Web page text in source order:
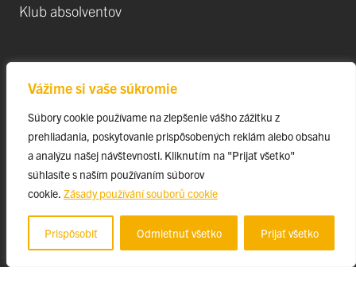
Vážime si vaše súkromie
Súbory cookie používame na zlepšenie vášho zážitku z
prehliadania, poskytovanie prispôsobených reklám alebo obsahu
a analýzu našej návštevnosti. Kliknutím na "Prijať všetko"
súhlasíte s naším používaním súborov
cookie. Zásady používání souborů cookie
Prispôsobiť Odmietnuť všetko Prijať všetko
Klub absolventov
Projekty
Špičkové tímy
TIP-UPJŠ
Vedecké parky
Evidencia publikačnej činnosti
Habilitačné a vymenúvacie konania